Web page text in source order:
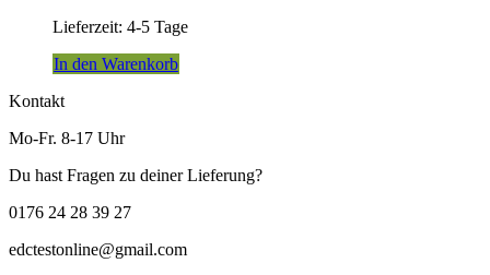
Lieferzeit: 4-5 Tage
In den Warenkorb
Kontakt
Mo-Fr. 8-17 Uhr
Du hast Fragen zu deiner Lieferung?
0176 24 28 39 27
edctestonline@gmail.com